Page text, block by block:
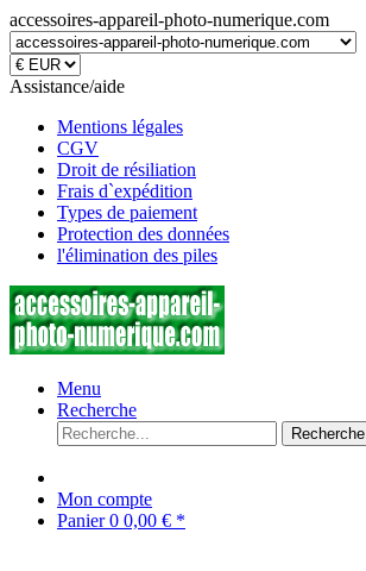
accessoires-appareil-photo-numerique.com
Assistance/aide
Mentions légales
CGV
Droit de résiliation
Frais d`expédition
Types de paiement
Protection des données
l'élimination des piles
Menu
Recherche
Recherche
Mon compte
Panier0 0,00 € *